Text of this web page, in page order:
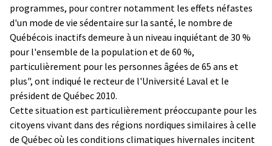
programmes, pour contrer notamment les effets néfastes
d'un mode de vie sédentaire sur la santé, le nombre de
Québécois inactifs demeure à un niveau inquiétant de 30 %
pour l'ensemble de la population et de 60 %,
particulièrement pour les personnes âgées de 65 ans et
plus", ont indiqué le recteur de l'Université Laval et le
président de Québec 2010.
Cette situation est particulièrement préoccupante pour les
citoyens vivant dans des régions nordiques similaires à celle
de Québec où les conditions climatiques hivernales incitent